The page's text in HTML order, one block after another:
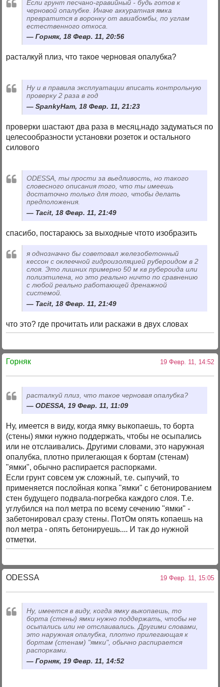
Если грунт песчано-гравийный - будь готов к
черновой опалубке. Иначе аккуратная ямка
превратится в воронку от авиабомбы, по углам
естественного откоса.
Горняк, 18 Февр. 11, 20:56
расталкуй плиз, что такое черновая опалубка?
Ну и в правила эксплуатации вписать контрольную
проверку 2 раза в год
SpankyHam, 18 Февр. 11, 21:23
проверки шастают два раза в месяц,надо задуматься по
целесообразности установки розеток и остального
силового
ODESSA, ты прости за вьедливость, но такого
словесного описания того, что ты имеешь
достаточно только для того, чтобы делать
предположения.
Tacit, 18 Февр. 11, 21:49
спасибо, постараюсь за выходные чтото изобразить
я однозначно бы советовал железобетонный
кессон с оклеечной гидроизоляцией рубероидом в 2
слоя. Это лишних примерно 50 м кв рубероида или
полиэтилена, но это реально ничто по сравнению
с любой реально работающей дренажной
системой.
Tacit, 18 Февр. 11, 21:49
что это? где прочитать или раскажи в двух словах
Горняк 19 Февр. 11, 14:52
расталкуй плиз, что такое черновая опалубка?
ODESSA, 19 Февр. 11, 11:09
Ну, имеется в виду, когда ямку выкопаешь, то борта
(стены) ямки нужно поддержать, чтобы не осыпались
или не отслаивались. Другими словами, это наружная
опалубка, плотно прилегающая к бортам (стенам)
"ямки", обычно распирается распорками.
Если грунт совсем уж сложный, т.е. сыпучий, то
применяется послойная копка "ямки" с бетонированием
стен будущего подвала-погребка каждого слоя. Т.е.
углубился на пол метра по всему сечению "ямки" -
забетонировал сразу стены. ПотОм опять копаешь на
пол метра - опять бетонируешь.... И так до нужной
отметки.
ODESSA 19 Февр. 11, 15:05
Ну, имеется в виду, когда ямку выкопаешь, то
борта (стены) ямки нужно поддержать, чтобы не
осыпались или не отслаивались. Другими словами,
это наружная опалубка, плотно прилегающая к
бортам (стенам) "ямки", обычно распирается
распорками.
Горняк, 19 Февр. 11, 14:52